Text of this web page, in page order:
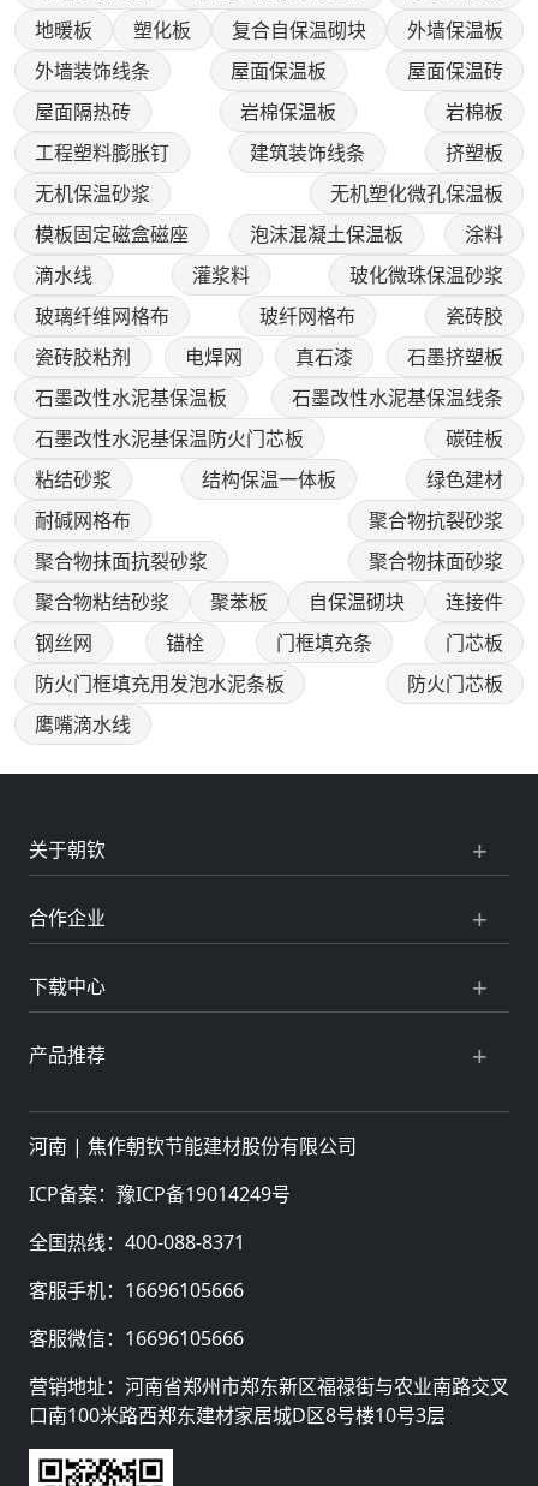
地暖板
塑化板 复合自保温砌块
外墙保温板
外墙装饰线条
屋面保温板
屋面保温砖
屋面隔热砖
岩棉保温板
岩棉板
工程塑料膨胀钉
建筑装饰线条
挤塑板
无机保温砂浆
无机塑化微孔保温板
模板固定磁盒磁座
泡沫混凝土保温板
涂料
滴水线
灌浆料
玻化微珠保温砂浆
玻璃纤维网格布
玻纤网格布
瓷砖胶
瓷砖胶粘剂
电焊网 真石漆
石墨挤塑板
石墨改性水泥基保温板
石墨改性水泥基保温线条
石墨改性水泥基保温防火门芯板
碳硅板
粘结砂浆
结构保温一体板
绿色建材
耐碱网格布
聚合物抗裂砂浆
聚合物抹面抗裂砂浆
聚合物抹面砂浆
聚合物粘结砂浆
聚苯板 自保温砌块
连接件
钢丝网
锚栓 门框填充条
门芯板
防火门框填充用发泡水泥条板
防火门芯板
鹰嘴滴水线
关于朝钦
合作企业
下载中心
产品推荐
河南 | 焦作朝钦节能建材股份有限公司
ICP备案： 豫ICP备19014249号
全国热线： 400-088-8371
客服手机： 16696105666
客服微信： 16696105666
营销地址：河南省郑州市郑东新区福禄街与农业南路交叉
口南100米路西郑东建材家居城D区8号楼10号3层